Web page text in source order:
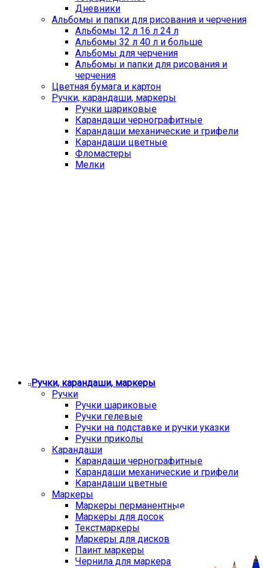
Дневники
Альбомы и папки для рисования и черчения
Альбомы 12 л 16 л 24 л
Альбомы 32 л 40 л и больше
Альбомы для черчения
Альбомы и папки для рисования и
черчения
Цветная бумага и картон
Ручки, карандаши, маркеры
Ручки шариковые
Карандаши чернографитные
Карандаши механические и грифели
Карандаши цветные
Фломастеры
Мелки
Ручки, карандаши, маркеры
Ручки
Ручки шариковые
Ручки гелевые
Ручки на подставке и ручки указки
Ручки приколы
Карандаши
Карандаши чернографитные
Карандаши механические и грифели
Карандаши цветные
Маркеры
Маркеры перманентные
Маркеры для досок
Текстмаркеры
Маркеры для дисков
Паинт маркеры
Чернила для маркера